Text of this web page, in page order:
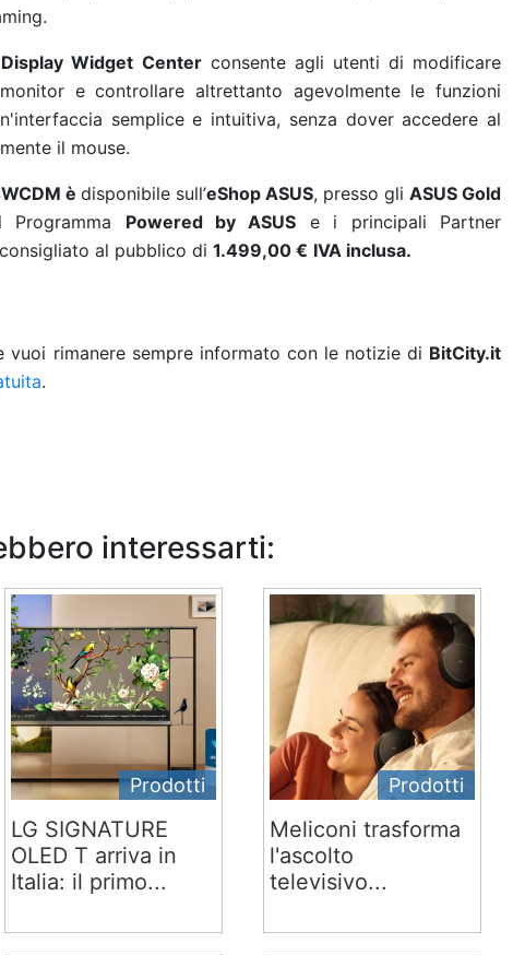
Display Widget Centerconsente agli utenti di modificare
e controllare altrettanto agevolmente le funzioni
semplice e intuitiva, senza dover accedere al
il mouse.
è disponibile sull’eShop ASUS, presso gli ASUS Gold
Powered by ASUS e i principali Partner
al pubblico di 1.499,00 € IVA inclusa.
rimanere sempre informato con le notizie di BitCity.it
.
interessarti:
Prodotti
LG SIGNATURE
OLED T arriva in
Italia: il primo...
Prodotti
Meliconi trasforma
l'ascolto
televisivo...